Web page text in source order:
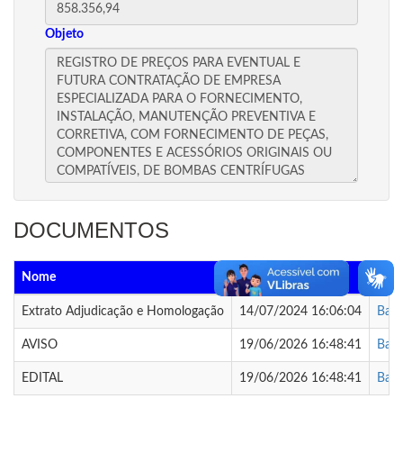
Objeto
DOCUMENTOS
Nome Data Envio
Extrato Adjudicação e Homologação 14/07/2024 16:06:04
AVISO 19/06/2026 16:48:41
EDITAL 19/06/2026 16:48:41